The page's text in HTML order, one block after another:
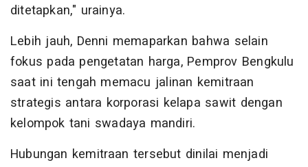
ditetapkan," urainya.
Lebih jauh, Denni memaparkan bahwa selain
fokus pada pengetatan harga, Pemprov Bengkulu
saat ini tengah memacu jalinan kemitraan
strategis antara korporasi kelapa sawit dengan
kelompok tani swadaya mandiri.
Hubungan kemitraan tersebut dinilai menjadi